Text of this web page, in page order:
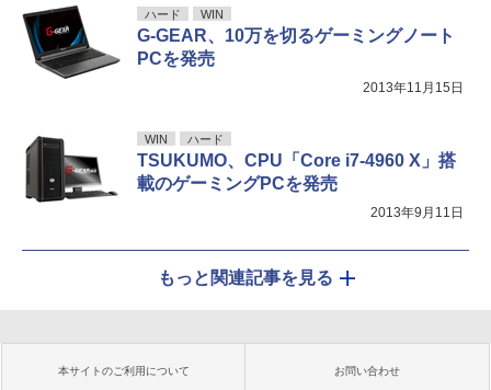
ハード WIN
G-GEAR、10万を切るゲーミングノート
PCを発売
2013年11月15日
WIN ハード
TSUKUMO、CPU「Core i7-4960 X」搭
載のゲーミングPCを発売
2013年9月11日
もっと関連記事を見る
本サイトのご利用について お問い合わせ